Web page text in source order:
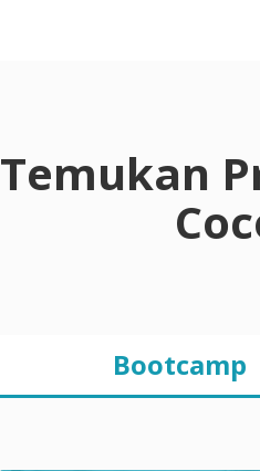
Temukan
Bootcamp